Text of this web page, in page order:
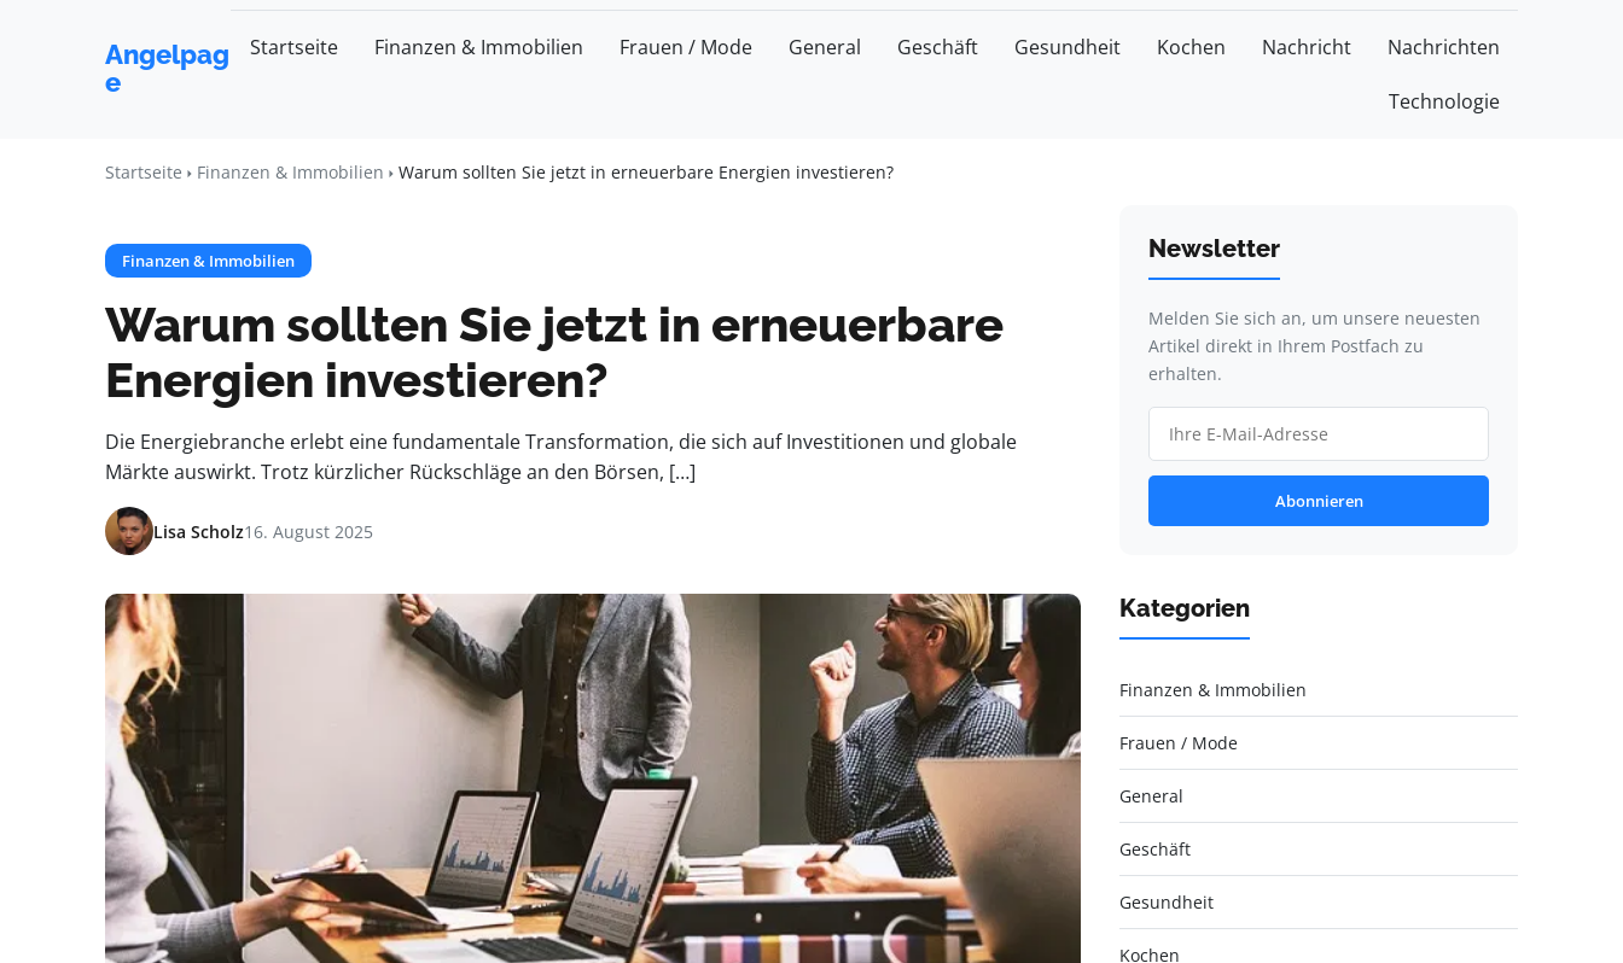
Angelpag
e
Startseite Finanzen & Immobilien Frauen / Mode General Geschäft Gesundheit Kochen Nachricht Nachrichten
Technologie
Startseite Finanzen & Immobilien Warum sollten Sie jetzt in erneuerbare Energien investieren?
Finanzen & Immobilien
Warum sollten Sie jetzt in erneuerbare
Energien investieren?
Die Energiebranche erlebt eine fundamentale Transformation, die sich auf Investitionen und globale
Märkte auswirkt. Trotz kürzlicher Rückschläge an den Börsen, […]
Lisa Scholz16. August 2025
Newsletter
Melden Sie sich an, um unsere neuesten
Artikel direkt in Ihrem Postfach zu
erhalten.
Abonnieren
Kategorien
Finanzen & Immobilien
Frauen / Mode
General
Geschäft
Gesundheit
Kochen